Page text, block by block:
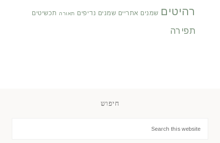
רהיטים שמנים אתריים שמנים נדיפים תאורה תכשיטים
תפירה
חיפוש